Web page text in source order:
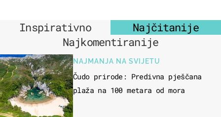
Inspirativno
Najčitanije
Najkomentiranije
NAJMANJA NA SVIJETU
Čudo prirode: Predivna pješčana
plaža na 100 metara od mora